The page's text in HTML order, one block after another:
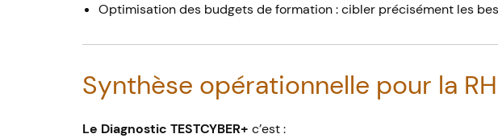
Optimisation des budgets de formation : cibler précisément les
Synthèse opérationnelle pour la RH
Le Diagnostic TESTCYBER+ c’est :